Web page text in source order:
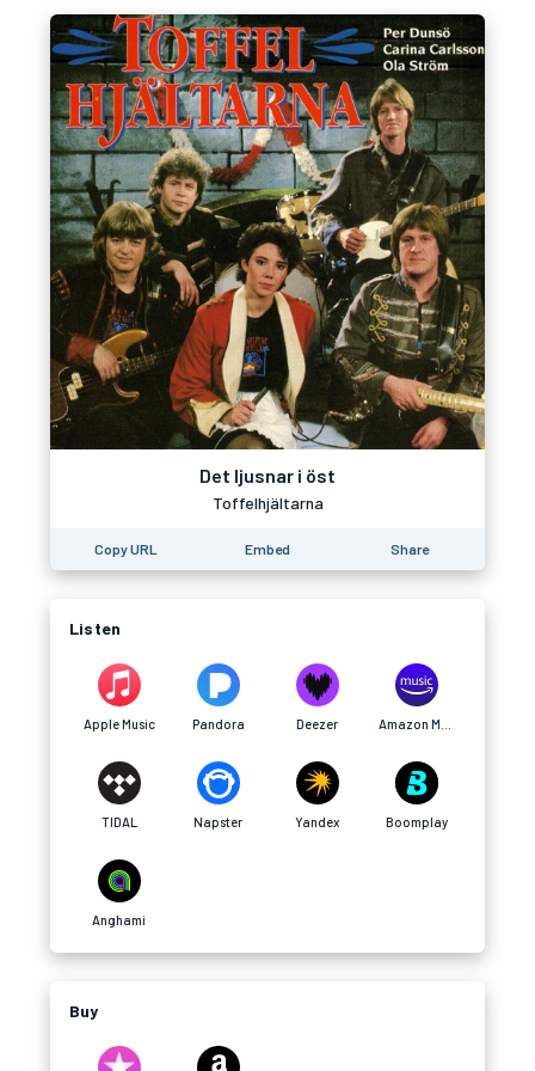
Det ljusnar i öst
Toffelhjältarna
Copy URL Embed Share
Listen
Apple Music Pandora Deezer
TIDAL Napster Yandex Boomplay
Anghami
Buy